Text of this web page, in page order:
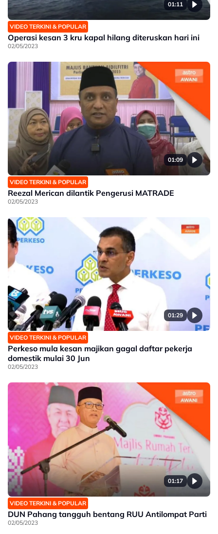
01:11
VIDEO TERKINI & POPULAR
Operasi kesan 3 kru kapal hilang diteruskan hari ini
02/05/2023
01:09
VIDEO TERKINI & POPULAR
Reezal Merican dilantik Pengerusi MATRADE
02/05/2023
01:29
VIDEO TERKINI & POPULAR
Perkeso mula kesan majikan gagal daftar pekerja
domestik mulai 30 Jun
02/05/2023
01:17
VIDEO TERKINI & POPULAR
DUN Pahang tangguh bentang RUU Antilompat Parti
02/05/2023